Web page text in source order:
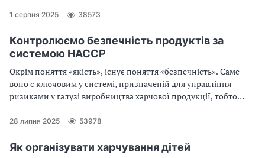
1 серпня 2025 38573
Контролюємо безпечність продуктів за
системою НАССР
Окрім поняття «якість», існує поняття «безпечність». Саме
воно є ключовим у системі, призначеній для управління
ризиками у галузі виробництва харчової продукції, тобто
28 липня 2025 53978
Як організувати харчування дітей